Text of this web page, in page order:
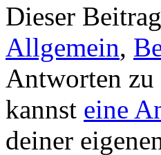
Dieser
Allgemein,
Antworten
kannst eine
deiner